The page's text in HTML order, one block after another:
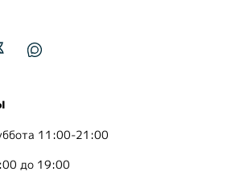
11:00-21:00
до 19:00